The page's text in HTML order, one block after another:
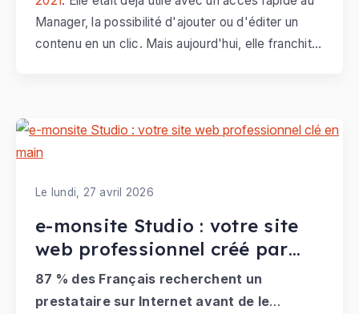
Manager, la possibilité d'ajouter ou d'éditer un
contenu en un clic. Mais aujourd'hui, elle franchit
Le lundi, 27 avril 2026
e-monsite Studio : votre site
web professionnel créé par
des experts
87 % des Français recherchent un
prestataire sur Internet avant de le